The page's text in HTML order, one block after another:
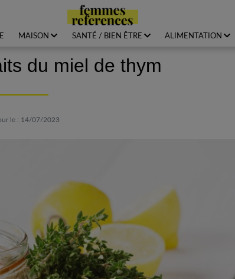
MAISON SANTÉ / BIEN ÊTRE ALIMENTATION
du miel de thym
le : 14/07/2023